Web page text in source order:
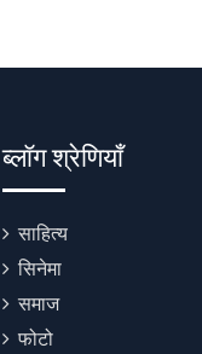
ब्लॉग श्रेणियाँ
साहित्य
सिनेमा
समाज
फोटो